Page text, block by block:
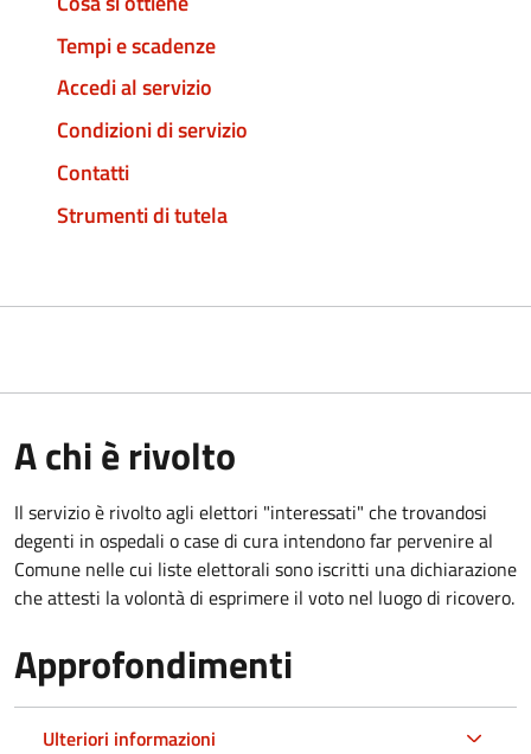
Tempi e scadenze
Accedi al servizio
Condizioni di servizio
Contatti
Strumenti di tutela
A chi è rivolto
Il servizio è rivolto agli elettori "interessati" che trovandosi
degenti in ospedali o case di cura intendono far pervenire al
Comune nelle cui liste elettorali sono iscritti una dichiarazione
che attesti la volontà di esprimere il voto nel luogo di ricovero.
Approfondimenti
Ulteriori informazioni